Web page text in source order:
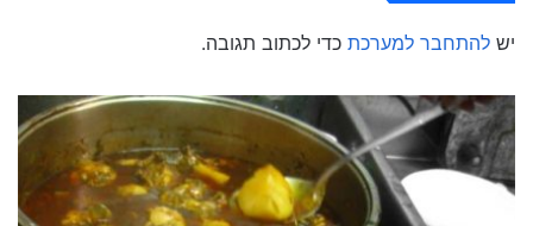
יש להתחבר למערכת כדי לכתוב תגובה.